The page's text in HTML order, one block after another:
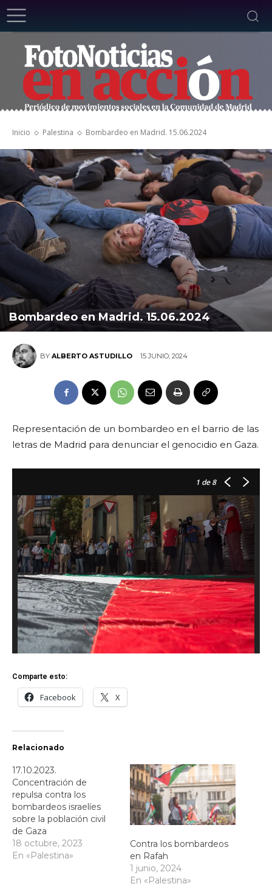
Inicio Palestina Bombardeo en Madrid. 15.06.2024
Bombardeo en Madrid. 15.06.2024
BY ALBERTO ASTUDILLO 15 JUNIO, 2024
Representación de un bombardeo en el barrio de las
letras de Madrid para denunciar el genocidio en Gaza.
1 de 8
Comparte esto:
Facebook X
Relacionado
17.10.2023.
Concentración de
repulsa contra los
bombardeos israelíes
sobre la población civil
de Gaza
18 octubre, 2023
En «Palestina»
Contra los bombardeos
en Rafah
1 junio, 2024
En «Palestina»